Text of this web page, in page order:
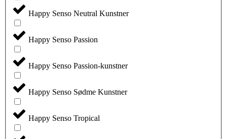
Happy Senso Neutral Kunstner
Happy Senso Passion
Happy Senso Passion-kunstner
Happy Senso Sødme Kunstner
Happy Senso Tropical